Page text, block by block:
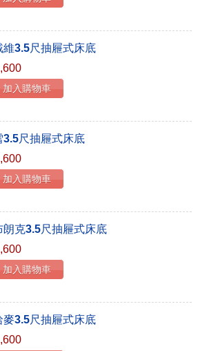
維3.5尺抽屜式床底
加入購物車
3.5尺抽屜式床底
加入購物車
朗克3.5尺抽屜式床底
加入購物車
麥3.5尺抽屜式床底